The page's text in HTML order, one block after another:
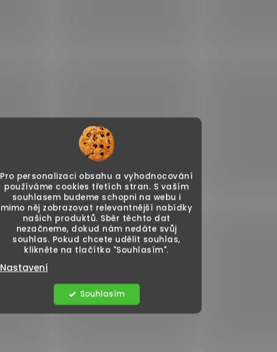
Pro personalizaci obsahu a vyhodnocování
používáme cookies třetích stran. S vaším
souhlasem budeme schopni na webu i
mimo něj zobrazovat relevantnější nabídky
našich produktů. Sběr těchto dat
nezačneme, dokud nám nedáte svůj
souhlas. Pokud chcete udělit souhlas,
klikněte na tlačítko "Souhlasím".
Nastavení
Souhlasím